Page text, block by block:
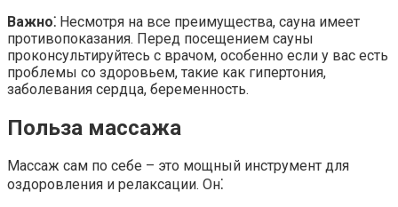
Важно⁚ Несмотря на все преимущества, сауна имеет
противопоказания. Перед посещением сауны
проконсультируйтесь с врачом, особенно если у вас есть
проблемы со здоровьем, такие как гипертония,
заболевания сердца, беременность.
Польза массажа
Массаж сам по себе – это мощный инструмент для
оздоровления и релаксации. Он⁚